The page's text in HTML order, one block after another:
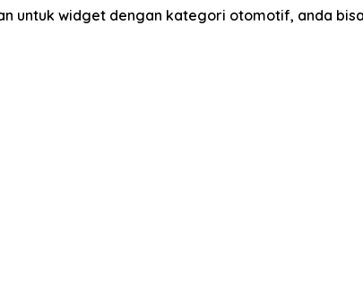
untuk widget dengan kategori otomotif, anda